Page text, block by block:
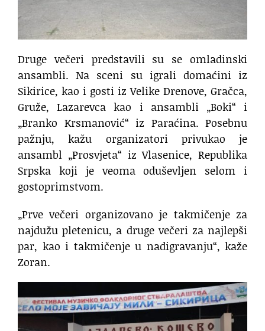
Druge večeri predstavili su se omladinski
ansambli. Na sceni su igrali domaćini iz
Sikirice, kao i gosti iz Velike Drenove, Gračca,
Gruže, Lazarevca kao i ansambli „Boki“ i
„Branko Krsmanović“ iz Paraćina. Posebnu
pažnju, kažu organizatori privukao je
ansambl „Prosvjeta“ iz Vlasenice, Republika
Srpska koji je veoma oduševljen selom i
gostoprimstvom.
„Prve večeri organizovano je takmičenje za
najdužu pletenicu, a druge večeri za najlepši
par, kao i takmičenje u nadigravanju“, kaže
Zoran.